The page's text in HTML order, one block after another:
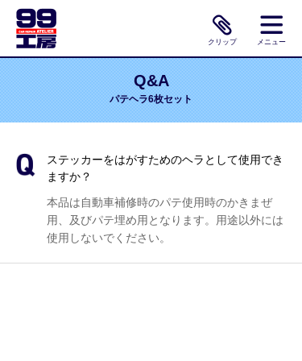
クリップ メニュー
Q&A
パテヘラ6枚セット
ステッカーをはがすためのヘラとして使用でき
ますか？
本品は自動車補修時のパテ使用時のかきまぜ
用、及びパテ埋め用となります。用途以外には
使用しないでください。